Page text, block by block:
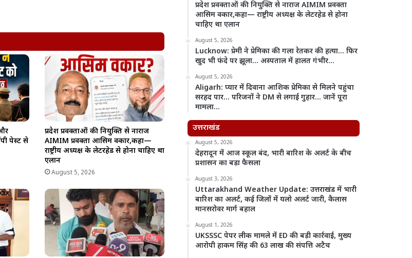
पेस्ट से
प्रदेश प्रवक्ताओं की नियुक्ति से नाराज
AIMIM प्रवक्ता आसिम वकार,कहा—
राष्ट्रीय अध्यक्ष के लेटरहेड से होना चाहिए था
एलान
August 5, 2026
प्रदेश प्रवक्ताओं की नियुक्ति से नाराज AIMIM प्रवक्ता
आसिम वकार,कहा— राष्ट्रीय अध्यक्ष के लेटरहेड से होना
चाहिए था एलान
August 5, 2026
Lucknow: प्रेमी ने प्रेमिका की गला रेतकर की हत्या… फिर
खुद भी फंदे पर झूला… अस्पताल में हालत गंभीर…
August 5, 2026
Aligarh: प्यार में दिवाना आशिक प्रेमिका से मिलने पहुंचा
सरहद पार… परिजनों ने DM से लगाई गुहार… जानें पूरा
मामला…
उत्तराखंड
August 5, 2026
देहरादून में आज स्कूल बंद, भारी बारिश के अलर्ट के बीच
प्रशासन का बड़ा फैसला
August 3, 2026
Uttarakhand Weather Update: उत्तराखंड में भारी
बारिश का अलर्ट, कई जिलों में यलो अलर्ट जारी, कैलास
मानसरोवर मार्ग बहाल
August 1, 2026
UKSSSC पेपर लीक मामले में ED की बड़ी कार्रवाई, मुख्य
आरोपी हाकम सिंह की 63 लाख की संपत्ति अटैच